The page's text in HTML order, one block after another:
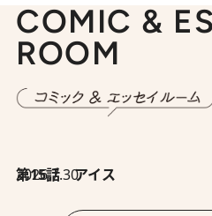
COMIC &
ROOM
2026.7.30
第15話 アイス